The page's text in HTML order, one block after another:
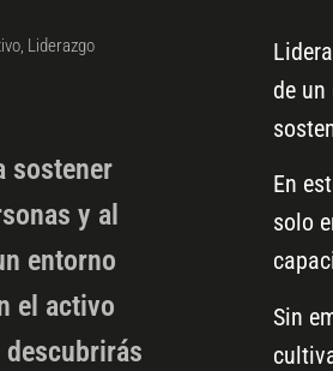
, Liderazgo
sostener
y al
entorno
el activo
de
En
solo
Sin